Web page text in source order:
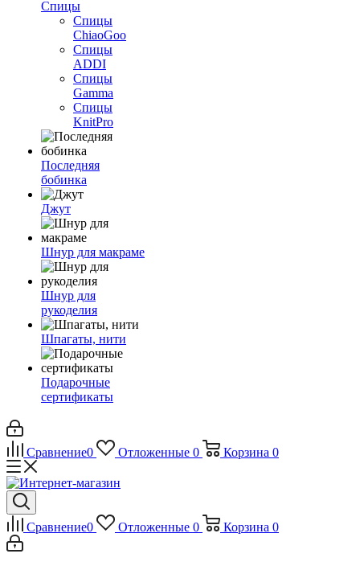
Спицы
Спицы
ChiaoGoo
Спицы
ADDI
Спицы
Gamma
Спицы
KnitPro
Последняя
бобинка
Джут
Шнур для макраме
Шнур для
рукоделия
Шпагаты, нити
Подарочные
сертификаты
Сравнение0 Отложенные 0 Корзина 0
Сравнение0 Отложенные 0 Корзина 0